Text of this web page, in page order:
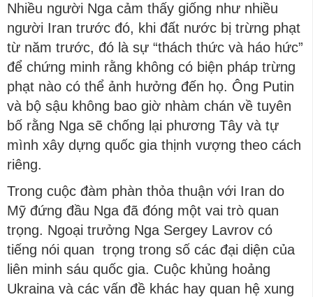
Nhiều người Nga cảm thấy giống như nhiều
người Iran trước đó, khi đất nước bị trừng phạt
từ năm trước, đó là sự “thách thức và háo hức”
để chứng minh rằng không có biện pháp trừng
phạt nào có thể ảnh hưởng đến họ. Ông Putin
và bộ sậu không bao giờ nhàm chán về tuyên
bố rằng Nga sẽ chống lại phương Tây và tự
mình xây dựng quốc gia thịnh vượng theo cách
riêng.
Trong cuộc đàm phàn thỏa thuận với Iran do
Mỹ đứng đầu Nga đã đóng một vai trò quan
trọng. Ngoại trưởng Nga Sergey Lavrov có
tiếng nói quan trọng trong số các đại diện của
liên minh sáu quốc gia. Cuộc khủng hoảng
Ukraina và các vấn đề khác hay quan hệ xung